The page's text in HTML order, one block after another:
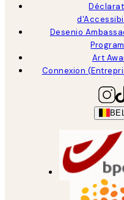
Desenio
Art
Connexion